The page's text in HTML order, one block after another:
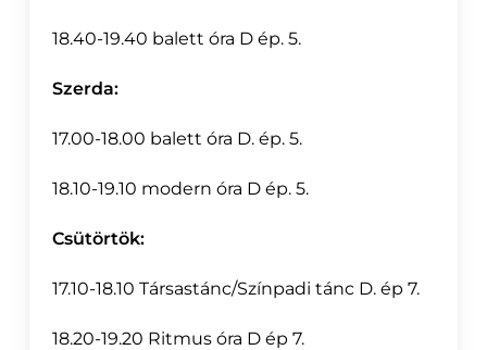
18.40-19.40 balett óra D ép. 5.
Szerda:
17.00-18.00 balett óra D. ép. 5.
18.10-19.10 modern óra D ép. 5.
Csütörtök:
17.10-18.10 Társastánc/Színpadi tánc D. ép 7.
18.20-19.20 Ritmus óra D ép 7.